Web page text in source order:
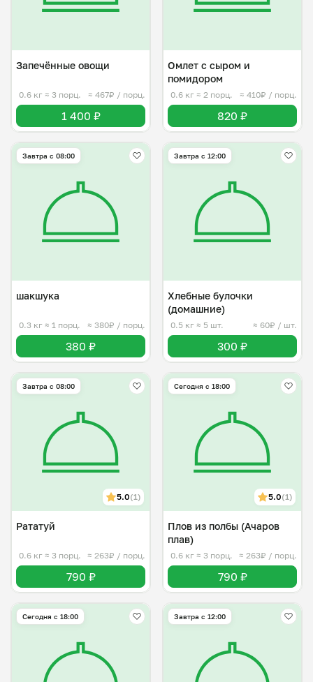
Запечённые овощи
0.6 кг ≈ 3 порц. ≈ 467₽ / порц.
1 400 ₽
Омлет с сыром и
помидором
0.6 кг ≈ 2 порц. ≈ 410₽ / порц.
820 ₽
Завтра c 08:00
шакшука
0.3 кг ≈ 1 порц. ≈ 380₽ / порц.
380 ₽
Завтра c 12:00
Хлебные булочки
(домашние)
0.5 кг ≈ 5 шт. ≈ 60₽ / шт.
300 ₽
Завтра c 08:00
5.0(1)
Рататуй
0.6 кг ≈ 3 порц. ≈ 263₽ / порц.
790 ₽
Сегодня с 18:00
5.0(1)
Плов из полбы (Ачаров
плав)
0.6 кг ≈ 3 порц. ≈ 263₽ / порц.
790 ₽
Сегодня с 18:00 Завтра c 12:00